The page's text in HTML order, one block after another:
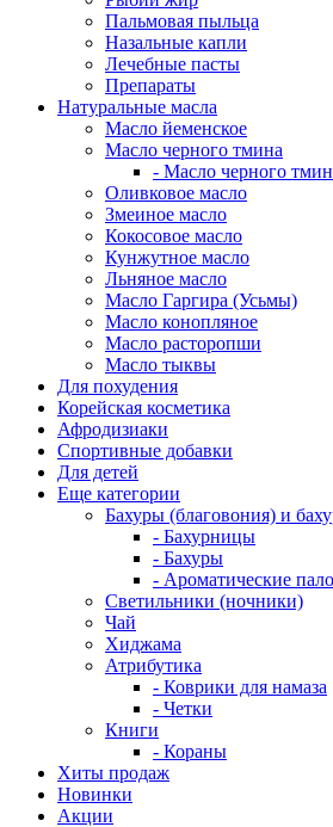
Пальмовая пыльца
Назальные капли
Лечебные пасты
Препараты
Натуральные масла
Масло йеменское
Масло черного тмина
- Масло черного
Оливковое масло
Змеиное масло
Кокосовое масло
Кунжутное масло
Льняное масло
Масло Гаргира (Усьмы)
Масло конопляное
Масло расторопши
Масло тыквы
Для похудения
Корейская косметика
Афродизиаки
Спортивные добавки
Для детей
Еще категории
Бахуры (благовония) и
- Бахурницы
- Бахуры
- Ароматические
Светильники (ночники)
Чай
Хиджама
Атрибутика
- Коврики для намаза
- Четки
Книги
- Кораны
Хиты продаж
Новинки
Акции